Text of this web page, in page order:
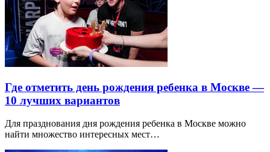
Где отметить день рождения ребенка в Москве —
10 лучших вариантов
Для празднования дня рождения ребенка в Москве можно
найти множество интересных мест…